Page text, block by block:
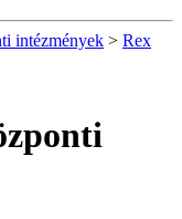
intézmények > Rex